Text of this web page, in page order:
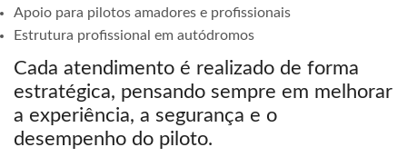
Apoio para pilotos amadores e profissionais
Estrutura profissional em autódromos
Cada atendimento é realizado de forma
estratégica, pensando sempre em melhorar
a experiência, a segurança e o
desempenho do piloto.